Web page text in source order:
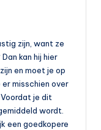
zijn, want ze
kan hij hier
en moet je op
er misschien over
Voordat je dit
wordt.
een goedkopere